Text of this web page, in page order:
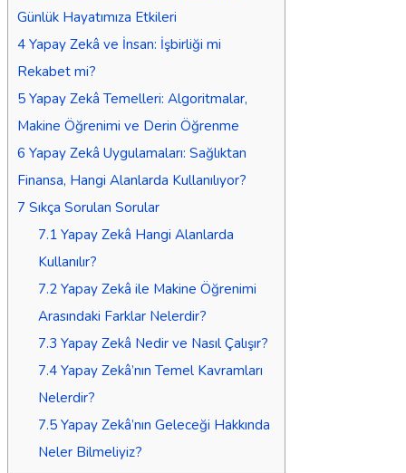
Günlük Hayatımıza Etkileri
4 Yapay Zekâ ve İnsan: İşbirliği mi
Rekabet mi?
5 Yapay Zekâ Temelleri: Algoritmalar,
Makine Öğrenimi ve Derin Öğrenme
6 Yapay Zekâ Uygulamaları: Sağlıktan
Finansa, Hangi Alanlarda Kullanılıyor?
7 Sıkça Sorulan Sorular
7.1Yapay Zekâ Hangi Alanlarda
Kullanılır?
7.2Yapay Zekâ ile Makine Öğrenimi
Arasındaki Farklar Nelerdir?
7.3 Yapay Zekâ Nedir ve Nasıl Çalışır?
7.4Yapay Zekâ’nın Temel Kavramları
Nelerdir?
7.5Yapay Zekâ’nın Geleceği Hakkında
Neler Bilmeliyiz?